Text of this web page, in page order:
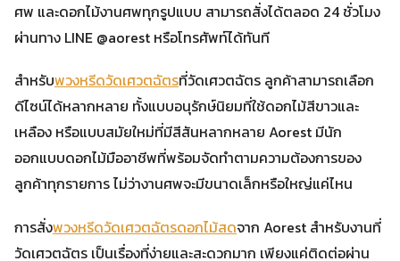
ศพ และดอกไม้งานศพทุกรูปแบบ สามารถสั่งได้ตลอด 24 ชั่วโมง
ผ่านทาง LINE @aorest หรือโทรศัพท์ได้ทันที
สำหรับพวงหรีดวัดเศวตฉัตรที่วัดเศวตฉัตร ลูกค้าสามารถเลือก
ดีไซน์ได้หลากหลาย ทั้งแบบอนุรักษ์นิยมที่ใช้ดอกไม้สีขาวและ
เหลือง หรือแบบสมัยใหม่ที่มีสีสันหลากหลาย Aorest มีนัก
ออกแบบดอกไม้มืออาชีพที่พร้อมจัดทำตามความต้องการของ
ลูกค้าทุกรายการ ไม่ว่างานศพจะมีขนาดเล็กหรือใหญ่แค่ไหน
การสั่งพวงหรีดวัดเศวตฉัตรดอกไม้สดจาก Aorest สำหรับงานที่
วัดเศวตฉัตร เป็นเรื่องที่ง่ายและสะดวกมาก เพียงแค่ติดต่อผ่าน